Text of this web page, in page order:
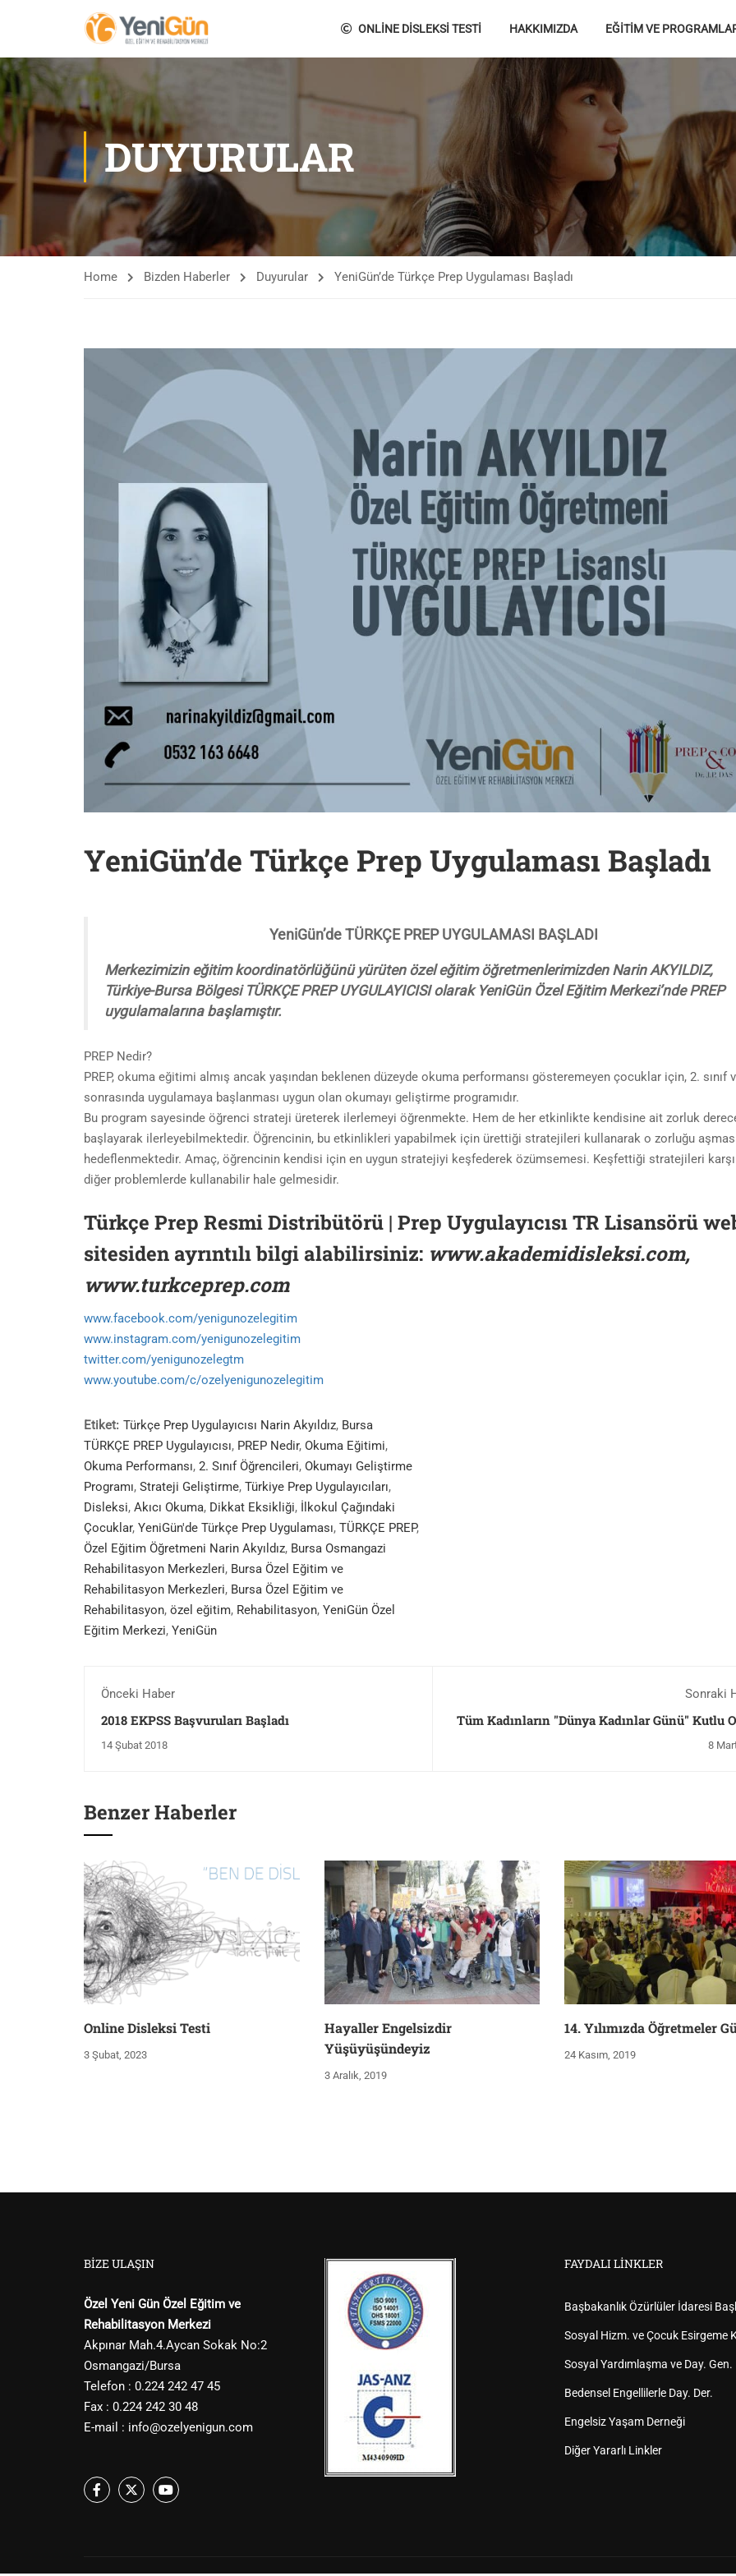
ONLİNE DİSLEKSİ TESTİ HAKKIMIZDA EĞİTİM VE
DUYURULAR
Home Bizden Haberler Duyurular YeniGün’de Türkçe Prep Uygulaması Başladı
YeniGün’de Türkçe Prep Uygulaması Başladı
YeniGün’de TÜRKÇE PREP UYGULAMASI BAŞLADI
Merkezimizin eğitim koordinatörlüğünü yürüten özel eğitim öğretmenlerimizden Narin AKYILDIZ,
Türkiye-Bursa Bölgesi TÜRKÇE PREP UYGULAYICISI olarak YeniGün Özel Eğitim Merkezi’nde PREP
uygulamalarına başlamıştır.
PREP Nedir?
PREP, okuma eğitimi almış ancak yaşından beklenen düzeyde okuma performansı gösteremeyen çocuklar için, 2. sınıf
sonrasında uygulamaya başlanması uygun olan okumayı geliştirme programıdır.
Bu program sayesinde öğrenci strateji üreterek ilerlemeyi öğrenmekte. Hem de her etkinlikte kendisine ait zorluk
başlayarak ilerleyebilmektedir. Öğrencinin, bu etkinlikleri yapabilmek için ürettiği stratejileri kullanarak o zorluğu
hedeflenmektedir. Amaç, öğrencinin kendisi için en uygun stratejiyi keşfederek özümsemesi. Keşfettiği stratejileri
diğer problemlerde kullanabilir hale gelmesidir.
Türkçe Prep Resmi Distribütörü | Prep Uygulayıcısı TR Lisansörü‎
sitesiden ayrıntılı bilgi alabilirsiniz: www.akademidisleksi.com,
www.turkceprep.com
www.facebook.com/yenigunozelegitim
www.instagram.com/yenigunozelegitim
twitter.com/yenigunozelegtm
www.youtube.com/c/ozelyenigunozelegitim
Etiket: Türkçe Prep Uygulayıcısı Narin Akyıldız, Bursa
TÜRKÇE PREP Uygulayıcısı, PREP Nedir, Okuma Eğitimi,
Okuma Performansı, 2. Sınıf Öğrencileri, Okumayı Geliştirme
Programı, Strateji Geliştirme, Türkiye Prep Uygulayıcıları,
Disleksi, Akıcı Okuma, Dikkat Eksikliği, İlkokul Çağındaki
Çocuklar, YeniGün'de Türkçe Prep Uygulaması, TÜRKÇE PREP,
Özel Eğitim Öğretmeni Narin Akyıldız, Bursa Osmangazi
Rehabilitasyon Merkezleri, Bursa Özel Eğitim ve
Rehabilitasyon Merkezleri, Bursa Özel Eğitim ve
Rehabilitasyon, özel eğitim, Rehabilitasyon, YeniGün Özel
Eğitim Merkezi, YeniGün
Önceki Haber
2018 EKPSS Başvuruları Başladı
14 Şubat 2018
Sonraki
Tüm Kadınların "Dünya Kadınlar Günü" Kutlu
8
Benzer Haberler
Online Disleksi Testi
3 Şubat, 2023
Hayaller Engelsizdir
Yüşüyüşündeyiz
3 Aralık, 2019
14. Yılımızda Öğretmeler
24 Kasım, 2019
BIZE ULAŞIN
Özel Yeni Gün Özel Eğitim ve
Rehabilitasyon Merkezi
Akpınar Mah.4.Aycan Sokak No:2
Osmangazi/Bursa
Telefon : 0.224 242 47 45
Fax : 0.224 242 30 48
E-mail : info@ozelyenigun.com
FAYDALI LINKLER
Başbakanlık Özürlüler İdaresi
Sosyal Hizm. ve Çocuk Esirgeme
Sosyal Yardımlaşma ve Day.
Bedensel Engellilerle Day. Der.
Engelsiz Yaşam Derneği
Diğer Yararlı Linkler